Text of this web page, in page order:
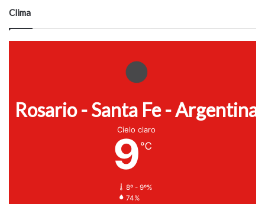
Clima
Rosario - Santa Fe - Argentina
Cielo claro
9 ℃
8º - 9º%
74%